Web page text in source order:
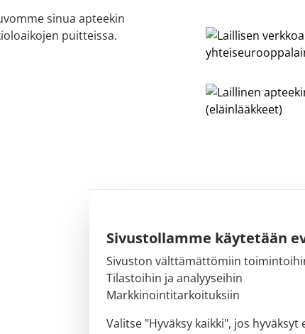
Sivustollamme käytetään
Sivuston välttämättömiin
Tilastoihin ja analyyseihin
Markkinointitarkoituksiin
Valitse "Hyväksy kaikki", jos
sinua apteekin
puitteissa.
Sähköpostiosoite:
kirjaamo@fimea.fi
Fimean vaihde: